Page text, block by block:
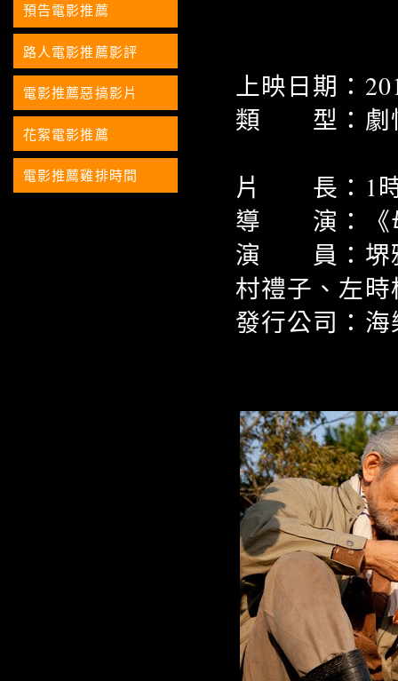
上映日期：
類 型：劇
片 長：1時
導 演：《
演 員：堺雅
村禮子、左
發行公司：海
預告電影推薦
路人電影推薦影評
電影推薦惡搞影片
花絮電影推薦
電影推薦雞排時間